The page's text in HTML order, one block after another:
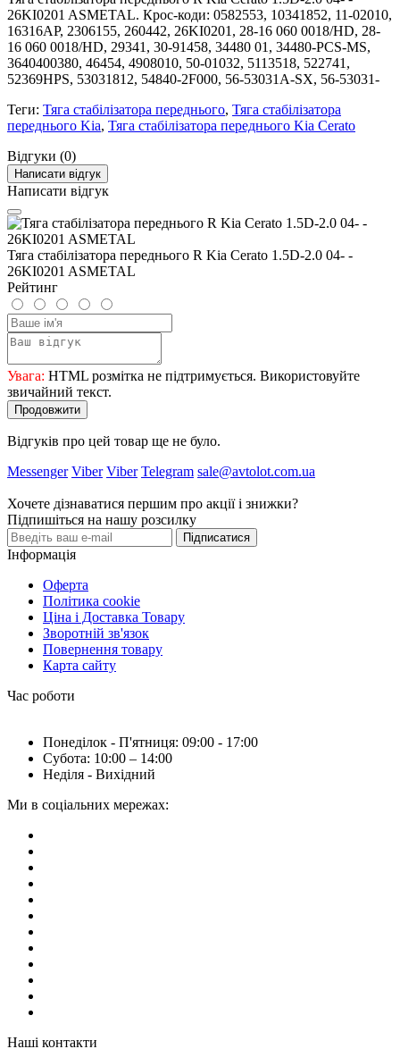
26KI0201 ASMETAL. Крос-коди: 0582553, 10341852, 11-02010,
16316AP, 2306155, 260442, 26KI0201, 28-16 060 0018/HD, 28-
16 060 0018/HD, 29341, 30-91458, 34480 01, 34480-PCS-MS,
3640400380, 46454, 4908010, 50-01032, 5113518, 522741,
52369HPS, 53031812, 54840-2F000, 56-53031A-SX, 56-53031-
Теги: Тяга стабілізатора переднього, Тяга стабілізатора
переднього Kia, Тяга стабілізатора переднього Kia Cerato
Відгуки (0)
Написати відгук
Написати відгук
Тяга стабілізатора переднього R Kia Cerato 1.5D-2.0 04- -
26KI0201 ASMETAL
Рейтинг
Увага: HTML розмітка не підтримується. Використовуйте
звичайний текст.
Продовжити
Відгуків про цей товар ще не було.
Messenger Viber Viber Telegram sale@avtolot.com.ua
Хочете дізнаватися першим про акції і знижки?
Підпишіться на нашу розсилку
Підписатися
Інформація
Оферта
Політика cookie
Ціна і Доставка Товару
Зворотній зв'язок
Повернення товару
Карта сайту
Час роботи
Понеділок - П'ятниця: 09:00 - 17:00
Субота: 10:00 – 14:00
Неділя - Вихідний
Ми в соціальних мережах:
Наші контакти